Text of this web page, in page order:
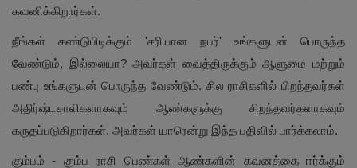
கவனிக்கிறார்கள்.
நீங்கள் கண்டுபிடிக்கும் 'சரியான நபர்' உங்களுடன் பொருந்த
வேண்டும், இல்லையா? அவர்கள் வைத்திருக்கும் ஆளுமை மற்றும்
பண்பு உங்களுடன் பொருந்த வேண்டும். சில ராசிகளில் பிறந்தவர்கள்
அதிர்ஷ்டசாலிகளாகவும் ஆண்களுக்கு சிறந்தவர்களாகவும்
கருதப்படுகிறார்கள். அவர்கள் யாரென்று இந்த பதிவில் பார்க்கலாம்.
கும்பம் - கும்ப ராசி பெண்கள் ஆண்களின் கவனத்தை ஈர்க்கும்